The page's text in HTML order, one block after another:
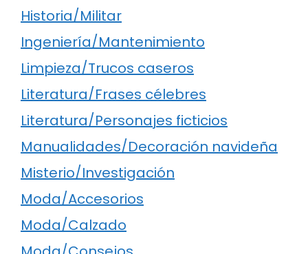
Historia/Militar
Ingeniería/Mantenimiento
Limpieza/Trucos caseros
Literatura/Frases célebres
Literatura/Personajes ficticios
Manualidades/Decoración navideña
Misterio/Investigación
Moda/Accesorios
Moda/Calzado